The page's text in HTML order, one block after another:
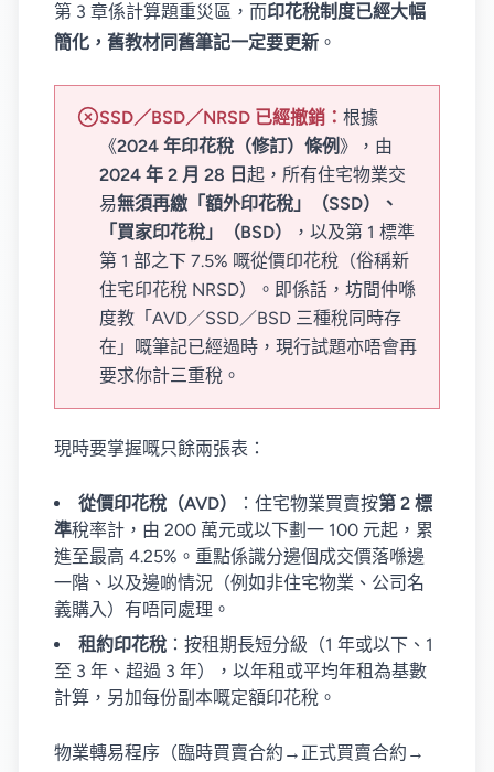
第 3 章係計算題重災區，而印花稅制度已經大幅
簡化，舊教材同舊筆記一定要更新 。
SSD／BSD／NRSD 已經撤銷： 根據
《2024 年印花稅（修訂）條例》，由
2024 年 2 月 28 日 起，所有住宅物業交
易無須再繳「額外印花稅」（SSD）、
「買家印花稅」（BSD）
，以及第 1 標準
第 1 部之下 7.5% 嘅從價印花稅（俗稱新
住宅印花稅 NRSD）。即係話，坊間仲喺
度教「AVD／SSD／BSD 三種稅同時存
在」嘅筆記已經過時，現行試題亦唔會再
要求你計三重稅。
現時要掌握嘅只餘兩張表：
從價印花稅（AVD） ：住宅物業買賣按第 2 標
準稅率計，由 200 萬元或以下劃一 100 元起，累
進至最高 4.25%。重點係識分邊個成交價落喺邊
一階、以及邊啲情況（例如非住宅物業、公司名
義購入）有唔同處理。
租約印花稅 ：按租期長短分級（1 年或以下、1
至 3 年、超過 3 年），以年租或平均年租為基數
計算，另加每份副本嘅定額印花稅。
物業轉易程序（臨時買賣合約→正式買賣合約→